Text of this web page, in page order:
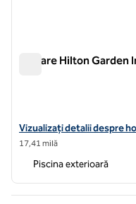
Parcare Hilton Garden
Vizualizați detaliile
Vizualizați detalii despre
17,41 milă
Piscina exterioară